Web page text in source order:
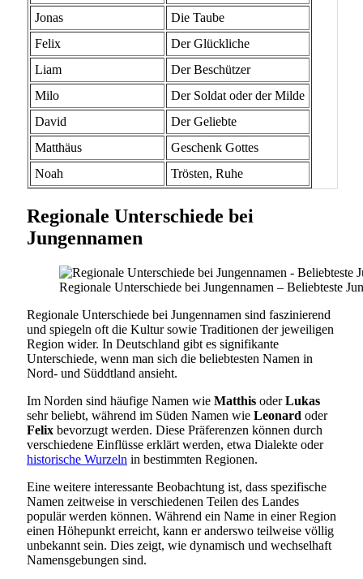
Jonas
Die Taube
Felix
Der Glückliche
Liam
Der Beschützer
Milo
Der Soldat oder der Milde
David
Der Geliebte
Matthäus
Geschenk Gottes
Noah
Trösten, Ruhe
Regionale Unterschiede bei
Jungennamen
Regionale Unterschiede bei Jungennamen – Beliebteste
Regionale Unterschiede bei Jungennamen sind faszinierend
und spiegeln oft die Kultur sowie Traditionen der jeweiligen
Region wider. In Deutschland gibt es signifikante
Unterschiede, wenn man sich die beliebtesten Namen in
Nord- und Süddtland ansieht.
Im Norden sind häufige Namen wie Matthis oderLukas
sehr beliebt, während im Süden Namen wie Leonard oder
Felix bevorzugt werden. Diese Präferenzen können durch
verschiedene Einflüsse erklärt werden, etwa Dialekte oder
historische Wurzeln in bestimmten Regionen.
Eine weitere interessante Beobachtung ist, dass spezifische
Namen zeitweise in verschiedenen Teilen des Landes
populär werden können. Während ein Name in einer Region
einen Höhepunkt erreicht, kann er anderswo teilweise völlig
unbekannt sein. Dies zeigt, wie dynamisch und wechselhaft
Namensgebungen sind.